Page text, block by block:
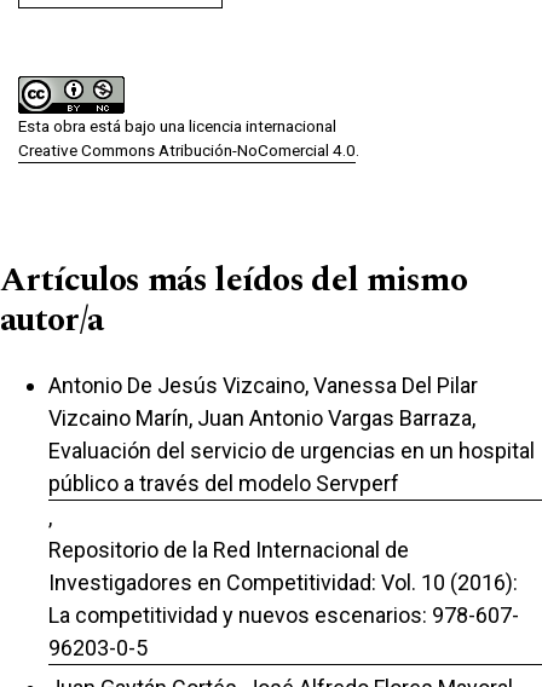
Esta obra está bajo una licencia internacional
Creative Commons Atribución-NoComercial 4.0
Artículos más leídos del mismo
autor/a
Antonio De Jesús Vizcaino, Vanessa Del Pilar
Vizcaino Marín, Juan Antonio Vargas Barraza,
Evaluación del servicio de urgencias en un hospital
público a través del modelo Servperf
,
Repositorio de la Red Internacional de
Investigadores en Competitividad: Vol. 10 (2016):
La competitividad y nuevos escenarios: 978-607-
96203-0-5